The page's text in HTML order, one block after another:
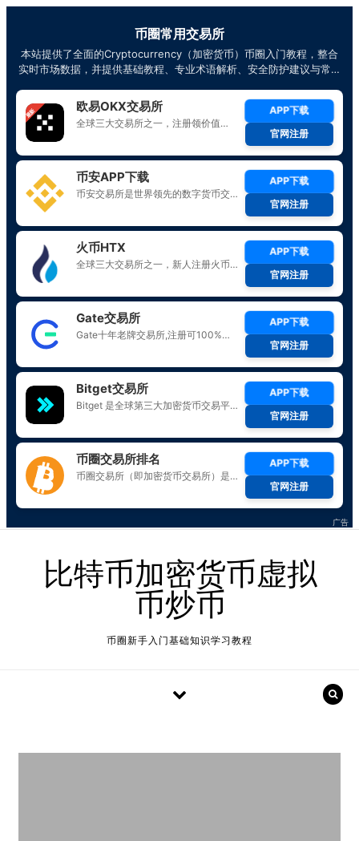
比特币加密货币虚拟
币炒币
币圈新手入门基础知识学习教程